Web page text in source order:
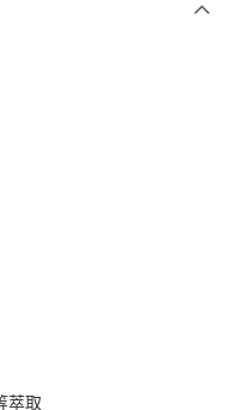
萃取